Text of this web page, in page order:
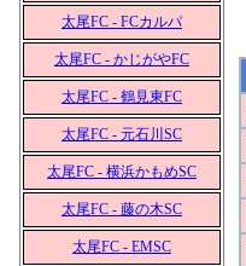
太尾FC - FCカルパ
太尾FC - かじがやFC
太尾FC - 鶴見東FC
太尾FC - 元石川SC
太尾FC - 横浜かもめSC
太尾FC - 藤の木SC
太尾FC - EMSC